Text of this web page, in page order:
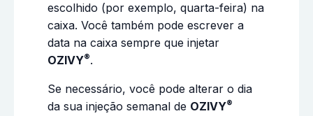
escolhido (por exemplo, quarta-feira) na
caixa. Você também pode escrever a
data na caixa sempre que injetar
OZIVY®.
Se necessário, você pode alterar o dia
da sua injeção semanal de OZIVY®